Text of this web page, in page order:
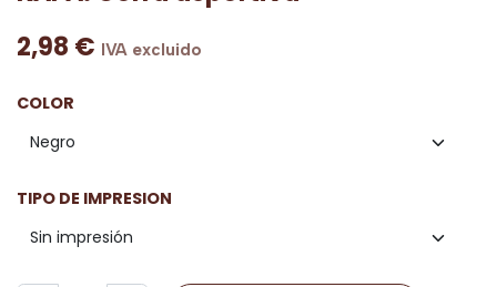
2,98 € IVA excluido
COLOR
TIPO DE IMPRESION